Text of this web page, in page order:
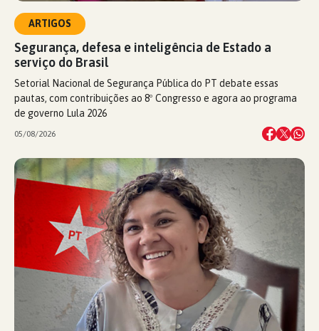
ARTIGOS
Segurança, defesa e inteligência de Estado a
serviço do Brasil
Setorial Nacional de Segurança Pública do PT debate essas
pautas, com contribuições ao 8º Congresso e agora ao programa
de governo Lula 2026
05/08/2026